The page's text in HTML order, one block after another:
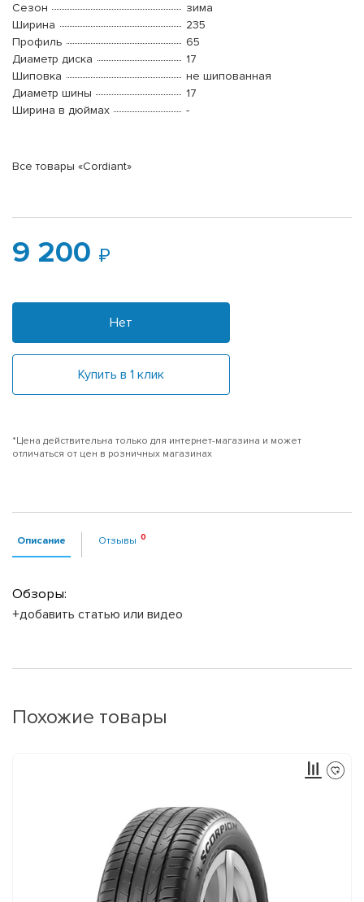
Сезон
зима
Ширина
235
Профиль
65
Диаметр диска
17
Шиповка
не шипованная
Диаметр шины
17
Ширина в дюймах
-
Все товары «Cordiant»
9 200
Нет
Купить в 1 клик
*Цена действительна только для интернет-магазина и может
отличаться от цен в розничных магазинах
Описание Отзывы
Обзоры:
+добавить статью или видео
Похожие товары